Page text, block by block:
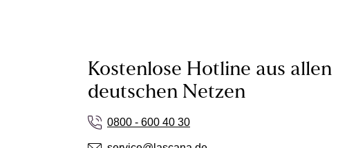
Kostenlose Hotline aus allen
deutschen Netzen
0800 - 600 40 30